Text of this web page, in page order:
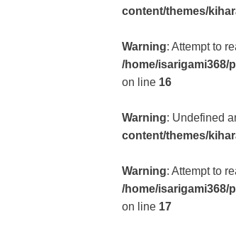
content/themes/
Warning: Attempt to
/home/isarigami368/
on line 16
Warning: Undefined
content/themes/
Warning: Attempt to
/home/isarigami368/
on line 17